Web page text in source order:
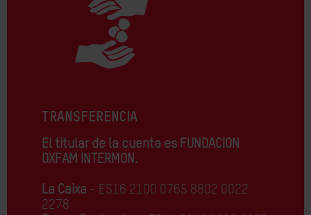
TRANSFERENCIA
El titular de la cuenta es FUNDACION
OXFAM INTERMON.
La Caixa - ES16 2100 0765 8802 0022
2278